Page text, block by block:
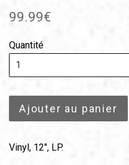
Prix
99.99€
Quantité
Ajouter au panier
Vinyl, 12", LP.